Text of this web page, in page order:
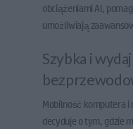
obciążeniami AI,
umożliwiają
Szybka i
Mobilność komputera i
decyduje o tym, gdzie